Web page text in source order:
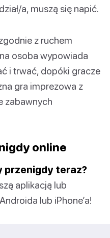
a, muszą się napić.
z ruchem
osoba wypowiada
i trwać, dopóki gracze
gra imprezowa z
zabawnych
online
przenigdy teraz?
aplikacją lub
lub iPhone’a!